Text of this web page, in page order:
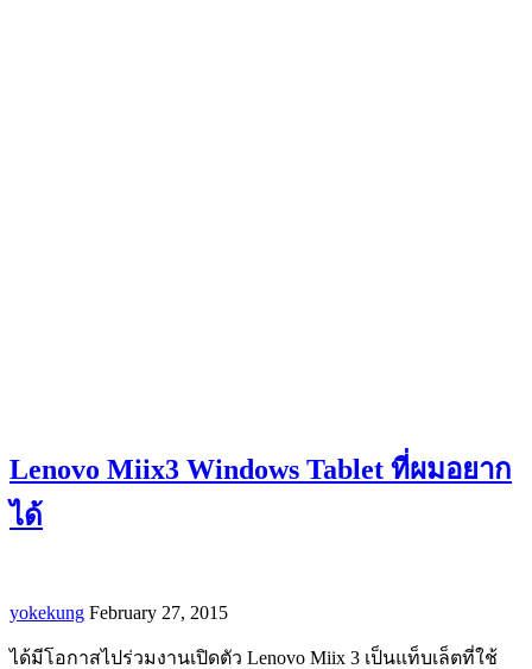
Lenovo Miix3 Windows Tablet ที่ผมอยาก
ได้
yokekung February 27, 2015
ได้มีโอกาสไปร่วมงานเปิดตัว Lenovo Miix 3 เป็นแท็บเล็ตที่ใช้